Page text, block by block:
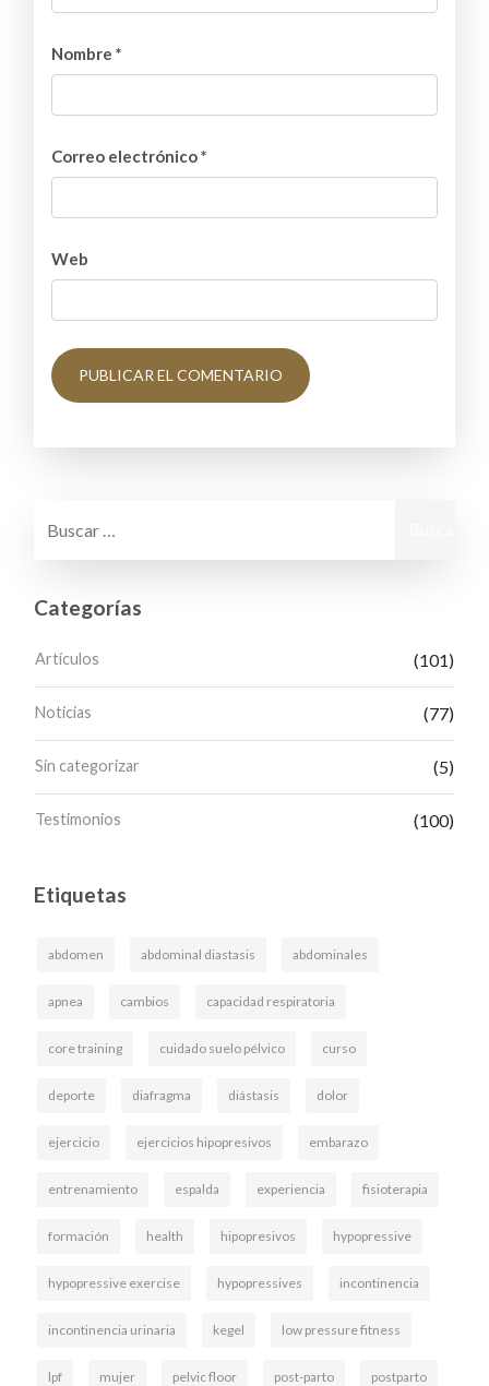
Nombre *
Correo electrónico*
Web
Categorías
Artículos (101)
Noticias (77)
Sin categorizar (5)
Testimonios (100)
Etiquetas
abdomen abdominal diastasis abdominales
apnea cambios capacidad respiratoria
core training cuidado suelo pélvico curso
deporte diafragma diástasis dolor
ejercicio ejercicios hipopresivos embarazo
entrenamiento espalda experiencia fisioterapia
formación health hipopresivos hypopressive
hypopressive exercise hypopressives incontinencia
incontinencia urinaria kegel low pressure fitness
lpf mujer pelvic floor post-parto postparto